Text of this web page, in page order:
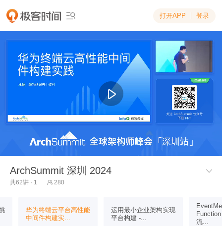
 打开APP 登录
ArchSummit 深圳 2024 
共62讲 · 1  280
华为终端云平台高性能
中间件构建实...
运用最小企业架构实现
平台构建 -...
流...